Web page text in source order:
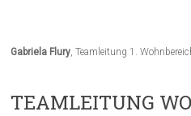
Gabriela Flury, Teamleitung 1.
TEAMLEITUNG